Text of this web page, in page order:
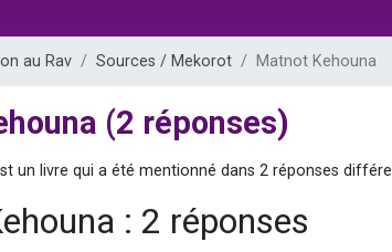
au Rav Sources / Mekorot Matnot Kehouna
(2 réponses)
un livre qui a été mentionné dans 2 réponses
: 2 réponses